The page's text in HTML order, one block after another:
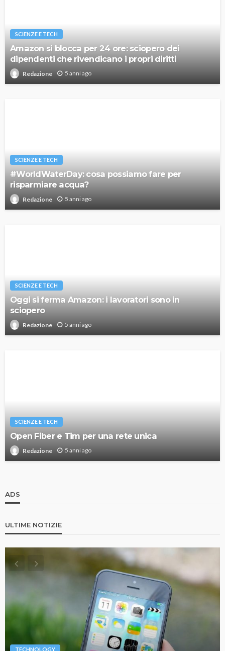
SCIENZE E TECH
Amazon si blocca per 24 ore: sciopero dei
dipendenti che rivendicano i propri diritti
Redazione 5 anni ago
SCIENZE E TECH
#WorldWaterDay: cosa possiamo fare per
risparmiare acqua?
Redazione 5 anni ago
SCIENZE E TECH
Oggi si ferma Amazon: i lavoratori sono in
sciopero
Redazione 5 anni ago
SCIENZE E TECH
Open Fiber e Tim per una rete unica
Redazione 5 anni ago
ADS
ULTIME NOTIZIE
TECHNOLOGY